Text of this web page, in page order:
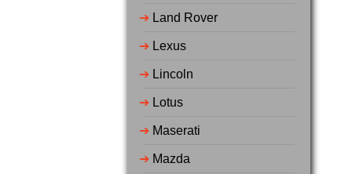
➔ Land Rover
➔ Lexus
➔ Lincoln
➔ Lotus
➔ Maserati
➔ Mazda